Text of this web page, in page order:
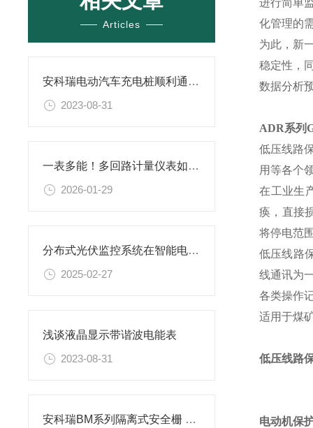
Articles
安科瑞电动汽车充电桩顺利通过济南市静态交通云平台并网接入
2023-08-31
一表多能！多回路计量仪表如何实现精准能耗管理？
2026-01-29
分布式光伏监控系统在智能电网中的角色
2025-02-27
浅谈液晶显示带谐波电能表
2023-08-31
安科瑞BM系列隔离式安全栅 、信号隔离器
进行简单
化管理的
为此，新
稳定性，
数据分析
ADR系列
低压线路
用等各个
在工业生
痪，直接
将停电范
低压线路
线通讯为
各类操作
适用于煤
低压线路
电动机保